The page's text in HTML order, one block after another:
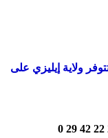
ولاية إيليزي على